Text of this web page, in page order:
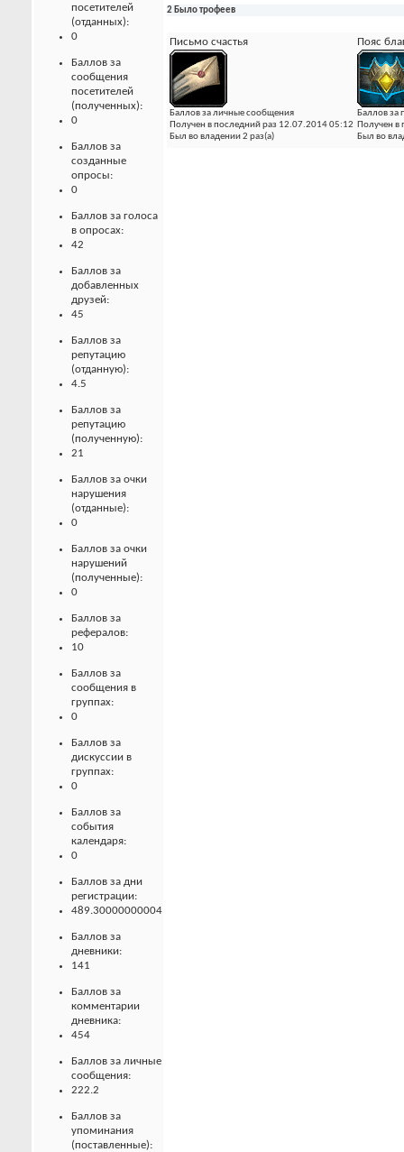
посетителей
(отданных):
0
Баллов за
сообщения
посетителей
(полученных):
0
Баллов за
созданные
опросы:
0
Баллов за голоса
в опросах:
42
Баллов за
добавленных
друзей:
45
Баллов за
репутацию
(отданную):
4.5
Баллов за
репутацию
(полученную):
21
Баллов за очки
нарушения
(отданные):
0
Баллов за очки
нарушений
(полученные):
0
Баллов за
рефералов:
10
Баллов за
сообщения в
группах:
0
Баллов за
дискуссии в
группах:
0
Баллов за
события
календаря:
0
Баллов за дни
регистрации:
489.30000000004
Баллов за
дневники:
141
Баллов за
комментарии
дневника:
454
Баллов за личные
сообщения:
222.2
Баллов за
упоминания
(поставленные):
2 Было трофеев
Письмо счастья
Баллов за личные сообщения
Получен в последний раз 12.07.2014 05:12
Был во владении 2 раз(а)
Пояс
Баллов
Получен в
Был во